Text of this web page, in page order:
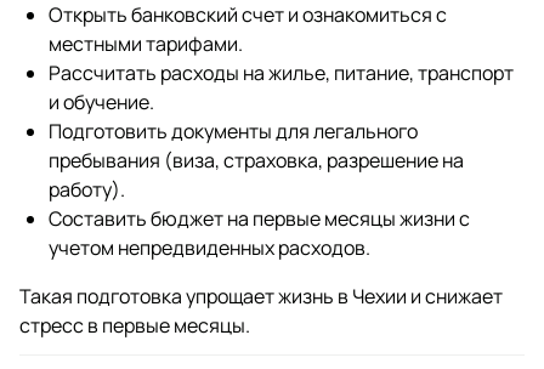
Открыть банковский счет и ознакомиться с
местными тарифами.
Рассчитать расходы на жилье, питание, транспорт
и обучение.
Подготовить документы для легального
пребывания (виза, страховка, разрешение на
работу).
Составить бюджет на первые месяцы жизни с
учетом непредвиденных расходов.
Такая подготовка упрощает жизнь в Чехии и снижает
стресс в первые месяцы.